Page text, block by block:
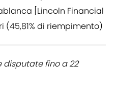
[Lincoln Financial
(45,81% di riempimento)
fino a 22